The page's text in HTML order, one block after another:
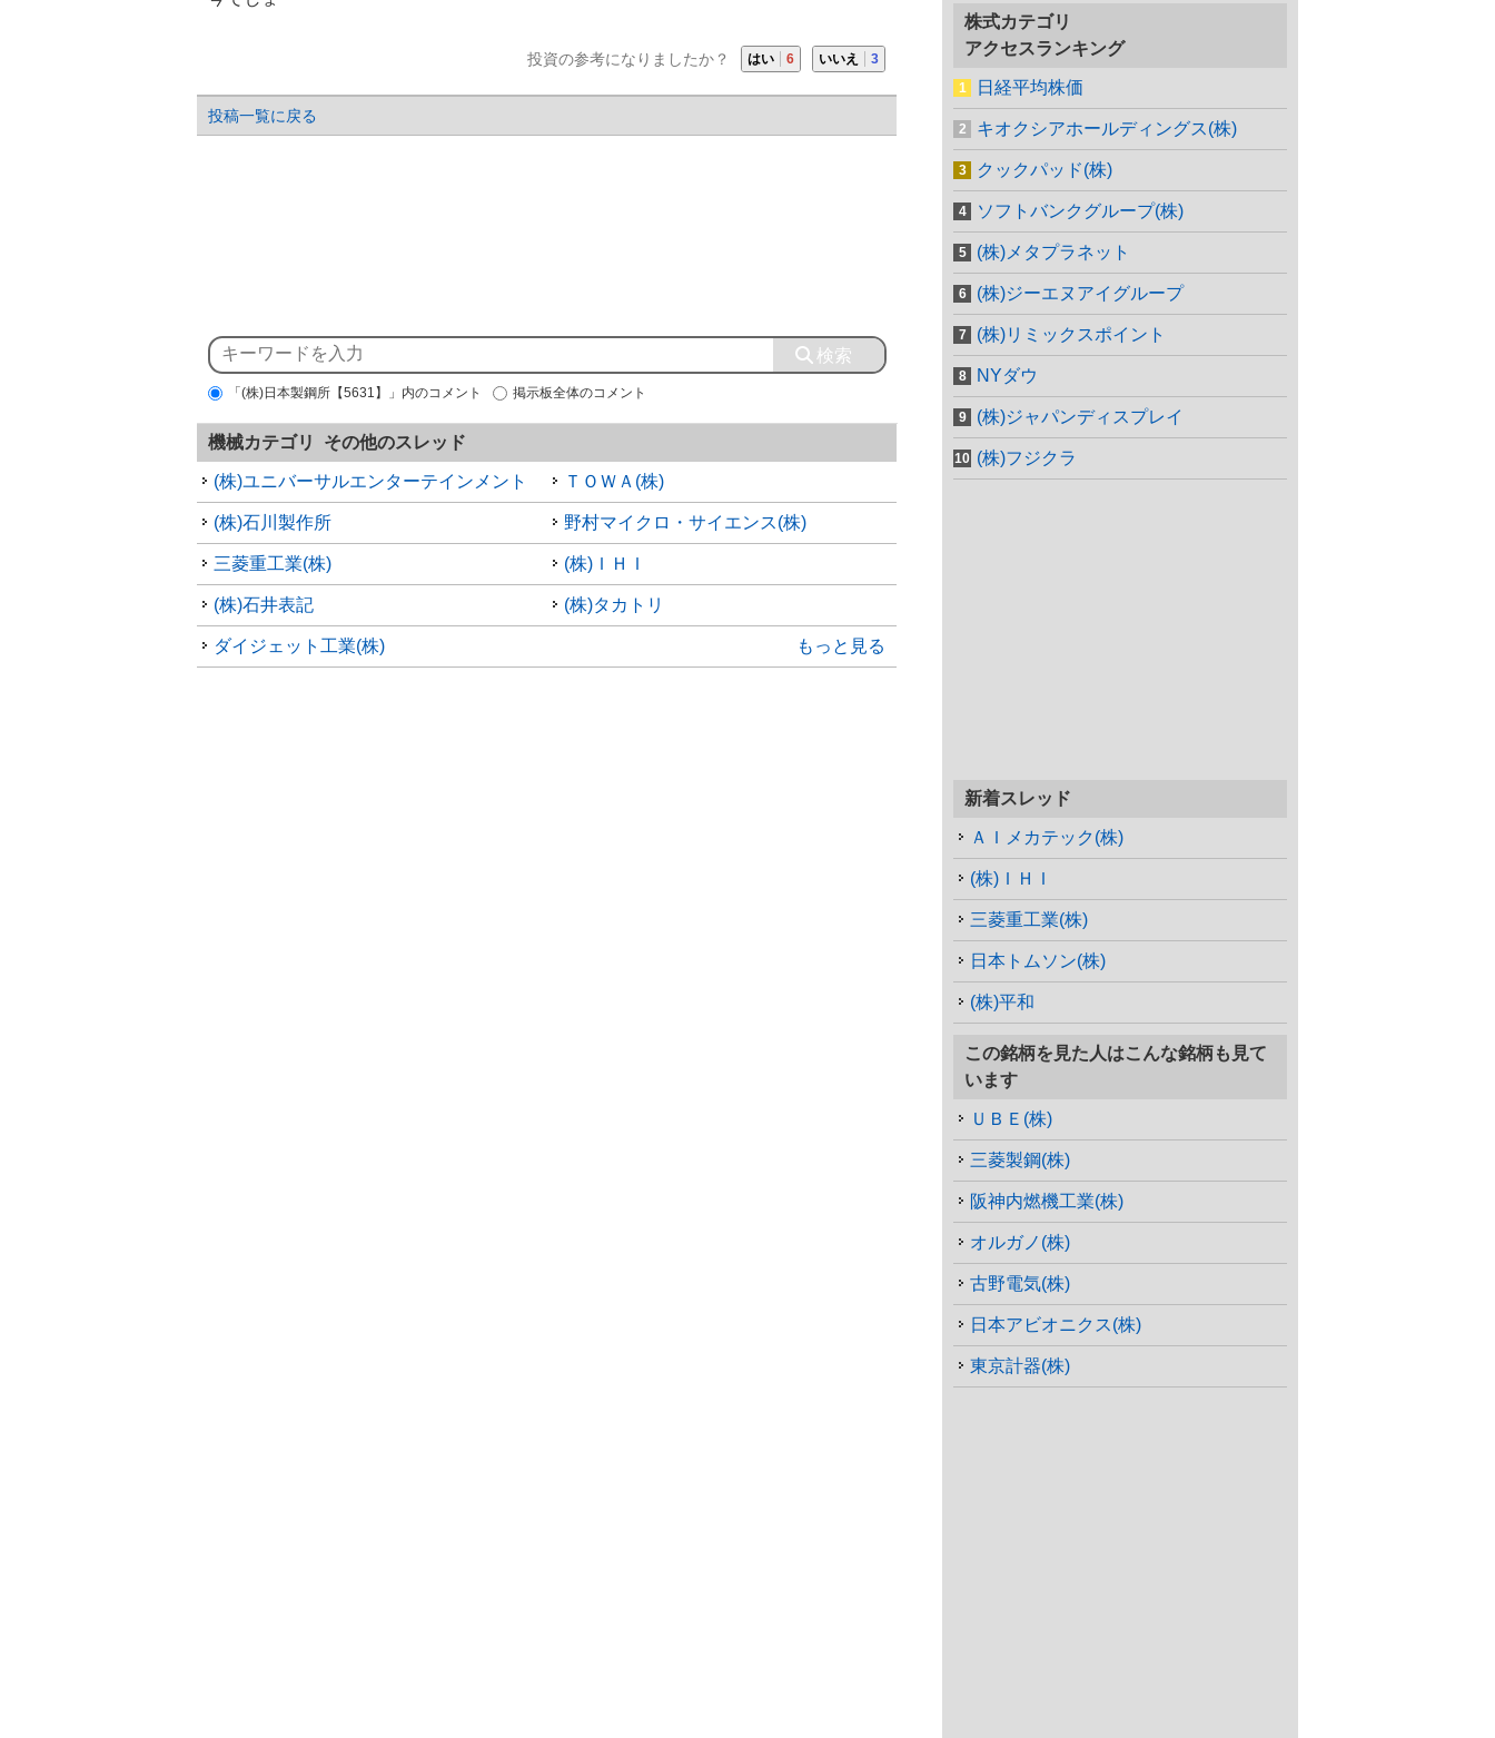
投資の参考になりましたか？ はい 6 いいえ 3
投稿一覧に戻る
「(株)日本製鋼所【5631】」内のコメント 掲示板全体のコメント
機械カテゴリ その他のスレッド
(株)ユニバーサルエンターテインメント ＴＯＷＡ(株)
(株)石川製作所 野村マイクロ・サイエンス(株)
三菱重工業(株) (株)ＩＨＩ
(株)石井表記 (株)タカトリ
ダイジェット工業(株) もっと見る
株式カテゴリ
アクセスランキング
日経平均株価
キオクシアホールディングス(株)
クックパッド(株)
ソフトバンクグループ(株)
(株)メタプラネット
(株)ジーエヌアイグループ
(株)リミックスポイント
NYダウ
(株)ジャパンディスプレイ
(株)フジクラ
新着スレッド
ＡＩメカテック(株)
(株)ＩＨＩ
三菱重工業(株)
日本トムソン(株)
(株)平和
この銘柄を見た人はこんな銘柄も見て
います
ＵＢＥ(株)
三菱製鋼(株)
阪神内燃機工業(株)
オルガノ(株)
古野電気(株)
日本アビオニクス(株)
東京計器(株)